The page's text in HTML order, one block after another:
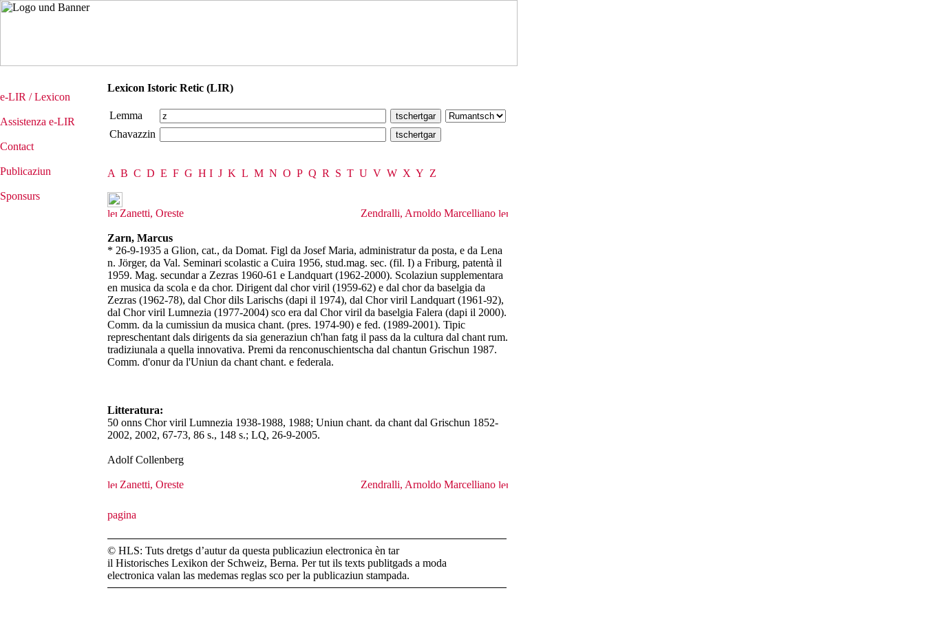
e-LIR / Lexicon
Assistenza e-LIR
Contact
Publicaziun
Sponsurs
Lexicon Istoric Retic (LIR)
Lemma
Chavazzin
A B C D E F G H I J K L M N O P Q R S T U V W X Y Z
Zanetti, Oreste Zendralli, Arnoldo Marcelliano
Zarn, Marcus
* 26-9-1935 a Glion, cat., da Domat. Figl da Josef Maria, administratur da posta, e da Lena
n. Jörger, da Val. Seminari scolastic a Cuira 1956, stud.mag. sec. (fil. I) a Friburg, patentà il
1959. Mag. secundar a Zezras 1960-61 e Landquart (1962-2000). Scolaziun supplementara
en musica da scola e da chor. Dirigent dal chor viril (1959-62) e dal chor da baselgia da
Zezras (1962-78), dal Chor dils Larischs (dapi il 1974), dal Chor viril Landquart (1961-92),
dal Chor viril Lumnezia (1977-2004) sco era dal Chor viril da baselgia Falera (dapi il 2000).
Comm. da la cumissiun da musica chant. (pres. 1974-90) e fed. (1989-2001). Tipic
represchentant dals dirigents da sia generaziun ch'han fatg il pass da la cultura dal chant rum.
tradiziunala a quella innovativa. Premi da renconuschientscha dal chantun Grischun 1987.
Comm. d'onur da l'Uniun da chant chant. e federala.
Litteratura:
50 onns Chor viril Lumnezia 1938-1988, 1988; Uniun chant. da chant dal Grischun 1852-
2002, 2002, 67-73, 86 s., 148 s.; LQ, 26-9-2005.
Adolf Collenberg
Zanetti, Oreste Zendralli, Arnoldo Marcelliano
© HLS: Tuts dretgs d’autur da questa publicaziun electronica èn tar
il Historisches Lexikon der Schweiz, Berna. Per tut ils texts publitgads a moda
electronica valan las medemas reglas sco per la publicaziun stampada.